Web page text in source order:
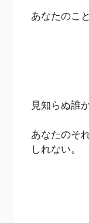
あなたのこ
見知らぬ誰か
あなたのそ
しれない。